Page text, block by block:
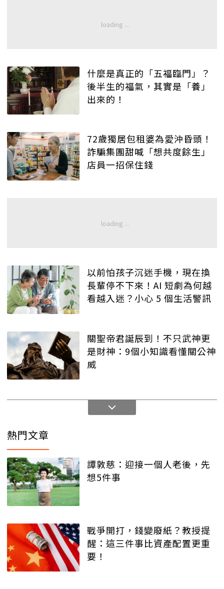
什麼是真正的「五福臨門」？
後半生的福氣，其實是「養」
出來的！
72歲獨居包租婆為愛沖昏頭！
詐騙集團甜喊「想共度餘生」
店員一招保住錢
以前怕孩子沉迷手機，現在換
長輩停不下來！AI 短劇為何越
看越入迷？小心 5 個生活警訊
關聖帝君誕辰到！不只武神更
是財神：9個小知識看懂關公神
威
熱門文章
譚敦慈：迎接一個人老後，先
想5件事
戰爭開打，錢變廢紙？教授提
醒：這三件事比資產配置更重
要！